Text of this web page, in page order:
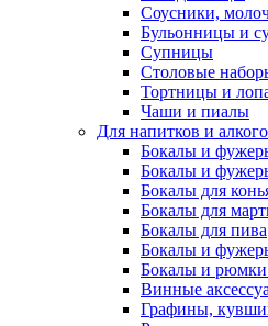
Соусники,
Бульонницы и
Супницы
Столовые
Тортницы и
Чаши и пиалы
Для напитков и
Бокалы и
Бокалы и
Бокалы для
Бокалы для
Бокалы для пива
Бокалы и
Бокалы и рюмки
Винные
Графины,